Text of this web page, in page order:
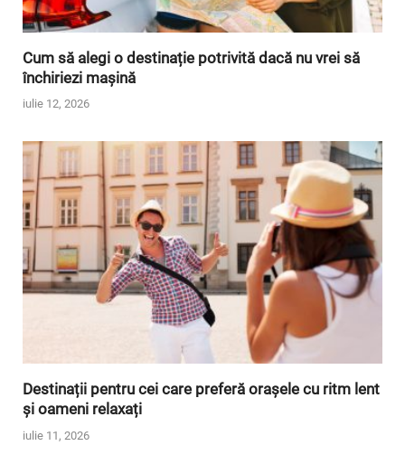
Cum să alegi o destinație potrivită dacă nu vrei să
închiriezi mașină
iulie 12, 2026
Destinații pentru cei care preferă orașele cu ritm lent
și oameni relaxați
iulie 11, 2026